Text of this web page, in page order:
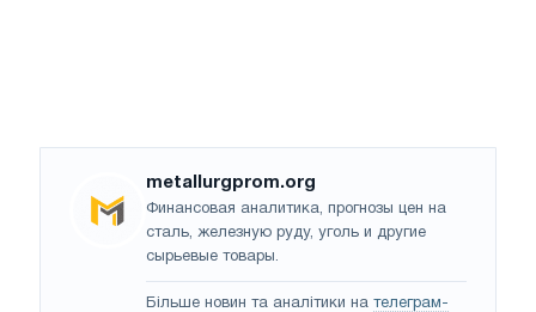
metallurgprom.org
Финансовая аналитика, прогнозы цен на
сталь, железную руду, уголь и другие
сырьевые товары.
Більше новин та аналітики на телеграм-